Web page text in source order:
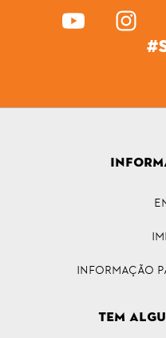
INFORMAÇÃO
Tem